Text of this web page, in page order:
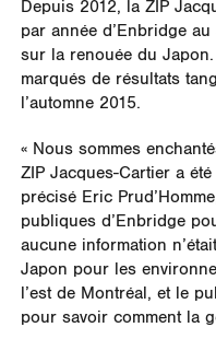
Depuis 2012, la ZIP
par année d’Enbridge
sur la renouée du
marqués de résultats
l’automne 2015.
« Nous sommes
ZIP Jacques-Cartier a
précisé Eric
publiques d’Enbridge
aucune information
Japon pour les
l’est de Montréal, et le
pour savoir comment la